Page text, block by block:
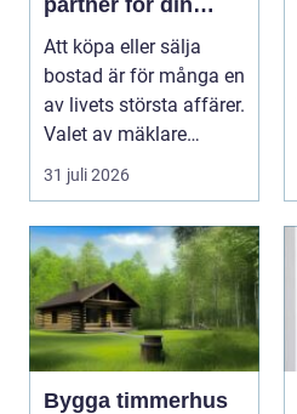
bostadsaffär
Att köpa eller sälja
bostad är för många en
av livets största affärer.
Valet av mäklare
Värnamo påve...
31 juli 2026
Bygga timmerhus